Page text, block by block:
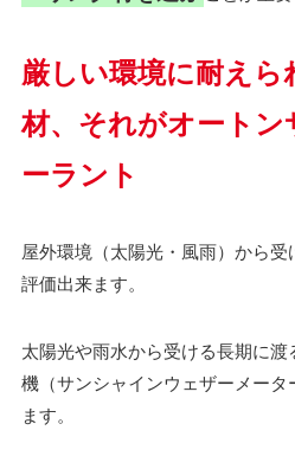
厳しい環境に耐え
材、それがオート
ーラント
屋外環境（太陽光・風雨）から
評価出来ます。
太陽光や雨水から受ける長期に
機（サンシャインウェザーメー
ます。